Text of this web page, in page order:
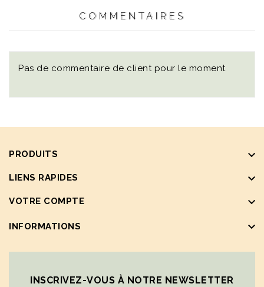
COMMENTAIRES
Pas de commentaire de client pour le moment
PRODUITS keyboard_arrow_down
LIENS RAPIDES keyboard_arrow_down
VOTRE COMPTE keyboard_arrow_down
INFORMATIONS keyboard_arrow_down
INSCRIVEZ-VOUS À NOTRE NEWSLETTER